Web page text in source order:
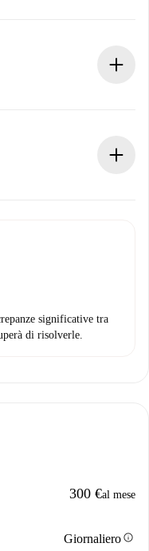
e ti proporremo
significative tra
di risolverle.
300 €al mese
Giornalieroinfo